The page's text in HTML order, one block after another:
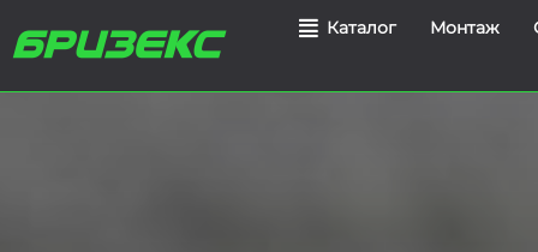
Каталог Монтаж